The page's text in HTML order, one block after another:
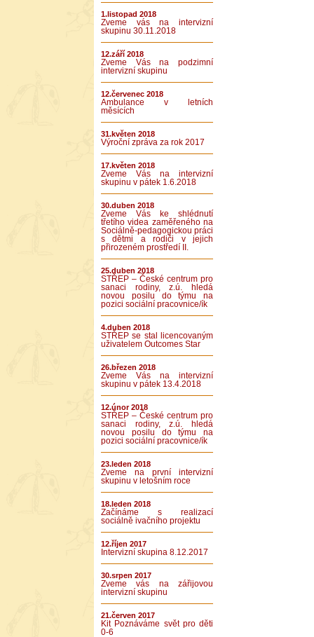
1.listopad 2018
Zveme vás na intervizní
skupinu 30.11.2018
12.září 2018
Zveme Vás na podzimní
intervizní skupinu
12.červenec 2018
Ambulance v letních
měsících
31.květen 2018
Výroční zpráva za rok 2017
17.květen 2018
Zveme Vás na intervizní
skupinu v pátek 1.6.2018
30.duben 2018
Zveme Vás ke shlédnutí
třetího videa zaměřeného na
Sociálně-pedagogickou práci
s dětmi a rodiči v jejich
přirozeném prostředí II.
25.duben 2018
STŘEP – České centrum pro
sanaci rodiny, z.ú. hledá
novou posilu do týmu na
pozici sociální pracovnice/ík
4.duben 2018
STŘEP se stal licencovaným
uživatelem Outcomes Star
26.březen 2018
Zveme Vás na intervizní
skupinu v pátek 13.4.2018
12.únor 2018
STŘEP – České centrum pro
sanaci rodiny, z.ú. hledá
novou posilu do týmu na
pozici sociální pracovnice/ík
23.leden 2018
Zveme na první intervizní
skupinu v letošním roce
18.leden 2018
Začínáme s realizací
sociálně ivačního projektu
12.říjen 2017
Intervizní skupina 8.12.2017
30.srpen 2017
Zveme vás na zářijovou
intervizní skupinu
21.červen 2017
Kit Poznáváme svět pro děti
0-6